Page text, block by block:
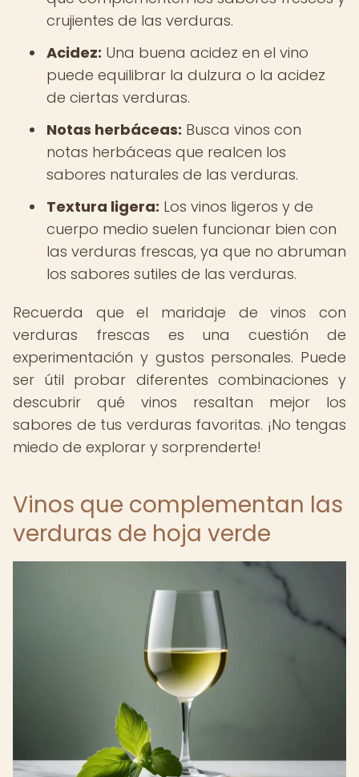
crujientes de las verduras.
Acidez: Una buena acidez en el vino
puede equilibrar la dulzura o la acidez
de ciertas verduras.
Notas herbáceas: Busca vinos con
notas herbáceas que realcen los
sabores naturales de las verduras.
Textura ligera: Los vinos ligeros y de
cuerpo medio suelen funcionar bien con
las verduras frescas, ya que no abruman
los sabores sutiles de las verduras.
Recuerda que el maridaje de vinos con
verduras frescas es una cuestión de
experimentación y gustos personales. Puede
ser útil probar diferentes combinaciones y
descubrir qué vinos resaltan mejor los
sabores de tus verduras favoritas. ¡No tengas
miedo de explorar y sorprenderte!
Vinos que complementan las
verduras de hoja verde